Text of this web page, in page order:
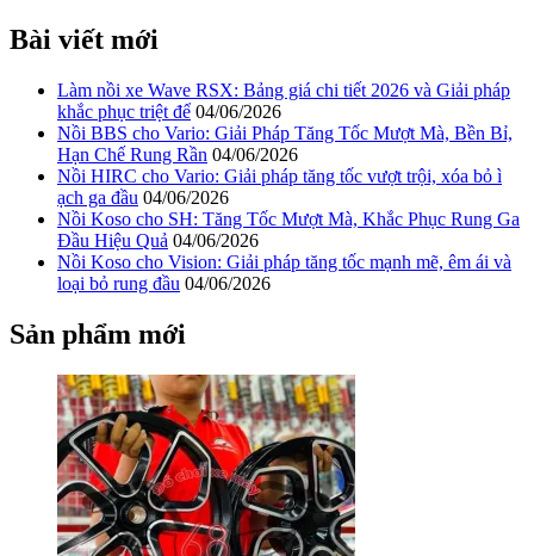
Bài viết mới
Làm nồi xe Wave RSX: Bảng giá chi tiết 2026 và Giải pháp
khắc phục triệt để 04/06/2026
Nồi BBS cho Vario: Giải Pháp Tăng Tốc Mượt Mà, Bền Bỉ,
Hạn Chế Rung Rần 04/06/2026
Nồi HIRC cho Vario: Giải pháp tăng tốc vượt trội, xóa bỏ ì
ạch ga đầu 04/06/2026
Nồi Koso cho SH: Tăng Tốc Mượt Mà, Khắc Phục Rung Ga
Đầu Hiệu Quả 04/06/2026
Nồi Koso cho Vision: Giải pháp tăng tốc mạnh mẽ, êm ái và
loại bỏ rung đầu 04/06/2026
Sản phẩm mới